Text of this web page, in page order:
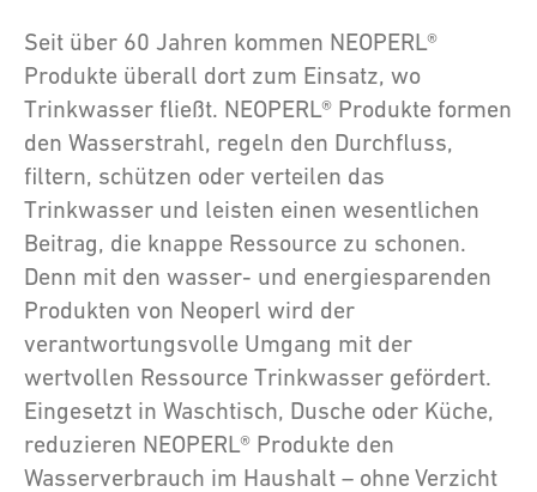
Seit über 60 Jahren kommen NEOPERL®
Produkte überall dort zum Einsatz, wo
Trinkwasser fließt. NEOPERL® Produkte formen
den Wasserstrahl, regeln den Durchfluss,
filtern, schützen oder verteilen das
Trinkwasser und leisten einen wesentlichen
Beitrag, die knappe Ressource zu schonen.
Denn mit den wasser- und energiesparenden
Produkten von Neoperl wird der
verantwortungsvolle Umgang mit der
wertvollen Ressource Trinkwasser gefördert.
Eingesetzt in Waschtisch, Dusche oder Küche,
reduzieren NEOPERL® Produkte den
Wasserverbrauch im Haushalt – ohne Verzicht